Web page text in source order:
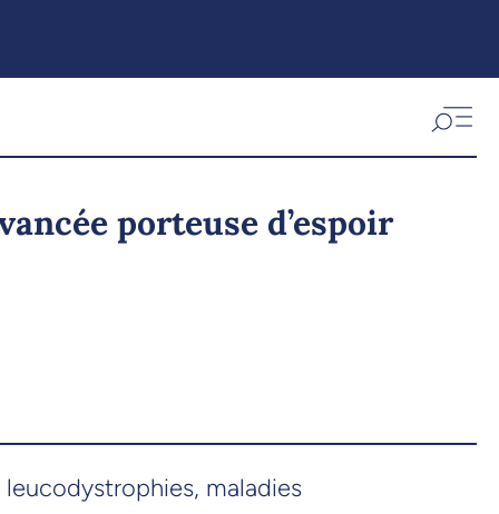
porteuse d’espoir
maladies